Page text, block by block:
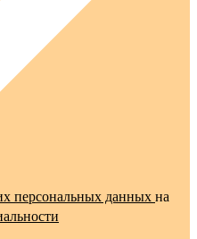
персональных данных на